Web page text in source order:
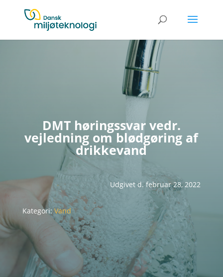
DMT høringssvar vedr.
vejledning om blødgøring af
drikkevand
Udgivet d. februar 28, 2022
Kategori:Vand